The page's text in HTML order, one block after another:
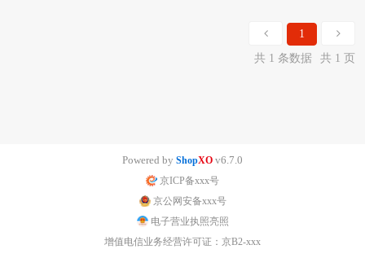
1
共 1 条数据
共 1 页
Powered by ShopXO v6.7.0
京ICP备xxx号
京公网安备xxx号
电子营业执照亮照
增值电信业务经营许可证：京B2-xxx